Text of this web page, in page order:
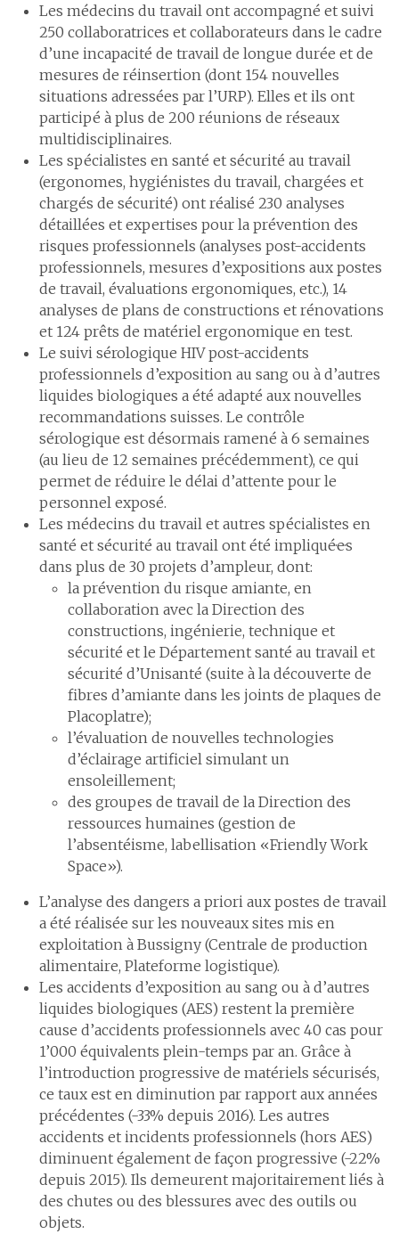
Les médecins du travail ont accompagné et suivi
250 collaboratrices et collaborateurs dans le cadre
d’une incapacité de travail de longue durée et de
mesures de réinsertion (dont 154 nouvelles
situations adressées par l’URP). Elles et ils ont
participé à plus de 200 réunions de réseaux
multidisciplinaires.
Les spécialistes en santé et sécurité au travail
(ergonomes, hygiénistes du travail, chargées et
chargés de sécurité) ont réalisé 230 analyses
détaillées et expertises pour la prévention des
risques professionnels (analyses post-accidents
professionnels, mesures d’expositions aux postes
de travail, évaluations ergonomiques, etc.), 14
analyses de plans de constructions et rénovations
et 124 prêts de matériel ergonomique en test.
Le suivi sérologique HIV post-accidents
professionnels d’exposition au sang ou à d’autres
liquides biologiques a été adapté aux nouvelles
recommandations suisses. Le contrôle
sérologique est désormais ramené à 6 semaines
(au lieu de 12 semaines précédemment), ce qui
permet de réduire le délai d’attente pour le
personnel exposé.
Les médecins du travail et autres spécialistes en
santé et sécurité au travail ont été impliqué·e·s
dans plus de 30 projets d’ampleur, dont:
la prévention du risque amiante, en
collaboration avec la Direction des
constructions, ingénierie, technique et
sécurité et le Département santé au travail et
sécurité d’Unisanté (suite à la découverte de
fibres d’amiante dans les joints de plaques de
Placoplatre);
l’évaluation de nouvelles technologies
d’éclairage artificiel simulant un
ensoleillement;
des groupes de travail de la Direction des
ressources humaines (gestion de
l’absentéisme, labellisation «Friendly Work
Space»).
L’analyse des dangers a priori aux postes de travail
a été réalisée sur les nouveaux sites mis en
exploitation à Bussigny (Centrale de production
alimentaire, Plateforme logistique).
Les accidents d’exposition au sang ou à d’autres
liquides biologiques (AES) restent la première
cause d’accidents professionnels avec 40 cas pour
1’000 équivalents plein-temps par an. Grâce à
l’introduction progressive de matériels sécurisés,
ce taux est en diminution par rapport aux années
précédentes (-33% depuis 2016). Les autres
accidents et incidents professionnels (hors AES)
diminuent également de façon progressive (-22%
depuis 2015). Ils demeurent majoritairement liés à
des chutes ou des blessures avec des outils ou
objets.